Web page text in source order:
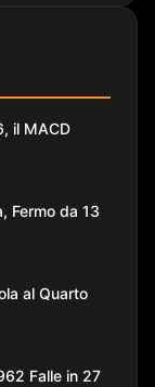
il MACD
Fermo da 13
al Quarto
Falle in 27